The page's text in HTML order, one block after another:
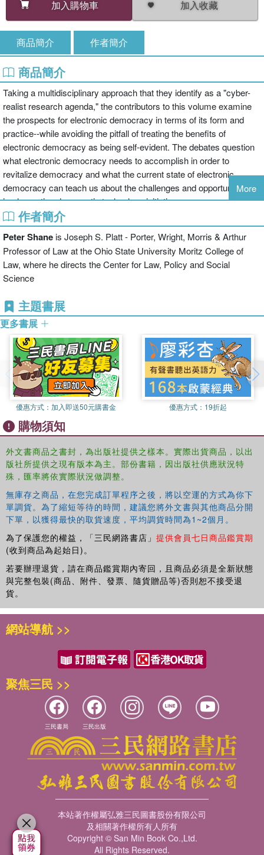
加入購物車 加入收藏
商品簡介 作者簡介
商品簡介
Taking a multidisciplinary approach that they identify as a "cyber-
realist research agenda," the contributors to this volume examine
the prospects for electronic democracy in terms of its form and
practice--while avoiding the pitfall of treating the benefits of
electronic democracy as being self-evident. The debates question
what electronic democracy needs to accomplish in order to
revitalize democracy and what the current state of electronic
democracy can teach us about the challenges and opportunities for
implementing democratic technology initiatives.
More
作者簡介
Peter Shaneis Joseph S. Platt - Porter, Wright, Morris & Arthur
Professor of Law at the Ohio State University Moritz College of
Law, where he directs the Center for Law, Policy and Social
Science
主題書展
更多書展
優惠方式： 加入即送50元購書金 優惠方式： 19折起
購物須知
外文書商品之書封，為出版社提供之樣本。實際出貨商品，以出
版社所提供之現有版本為主。部份書籍，因出版社供應狀況特
殊，匯率將依實際狀況做調整。
無庫存之商品，在您完成訂單程序之後，將以空運的方式為你下
單調貨。為了縮短等待的時間，建議您將外文書與其他商品分開
下單，以獲得最快的取貨速度，平均調貨時間為1~2個月。
為了保護您的權益，「三民網路書店」 提供會員七日商品鑑賞期
(收到商品為起始日)。
若要辦理退貨，請在商品鑑賞期內寄回，且商品必須是全新狀態
與完整包裝(商品、附件、發票、隨貨贈品等)否則恕不接受退
貨。
網站導航 >>
聚焦三民 >>
三民書局 三民出版
本站著作權屬弘雅三民圖書股份有限公司
及相關著作權所有人所有
Copyright © San Min Book Co.,Ltd.
All Rights Reserved.